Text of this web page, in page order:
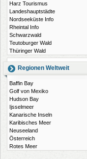
Harz Tourismus
Landeshauptstädte
Nordseeküste Info
Rheintal Info
Schwarzwald
Teutoburger Wald
Thüringer Wald
Regionen Weltweit
Baffin Bay
Golf von Mexiko
Hudson Bay
Ijsselmeer
Kanarische Inseln
Karibisches Meer
Neuseeland
Österreich
Rotes Meer